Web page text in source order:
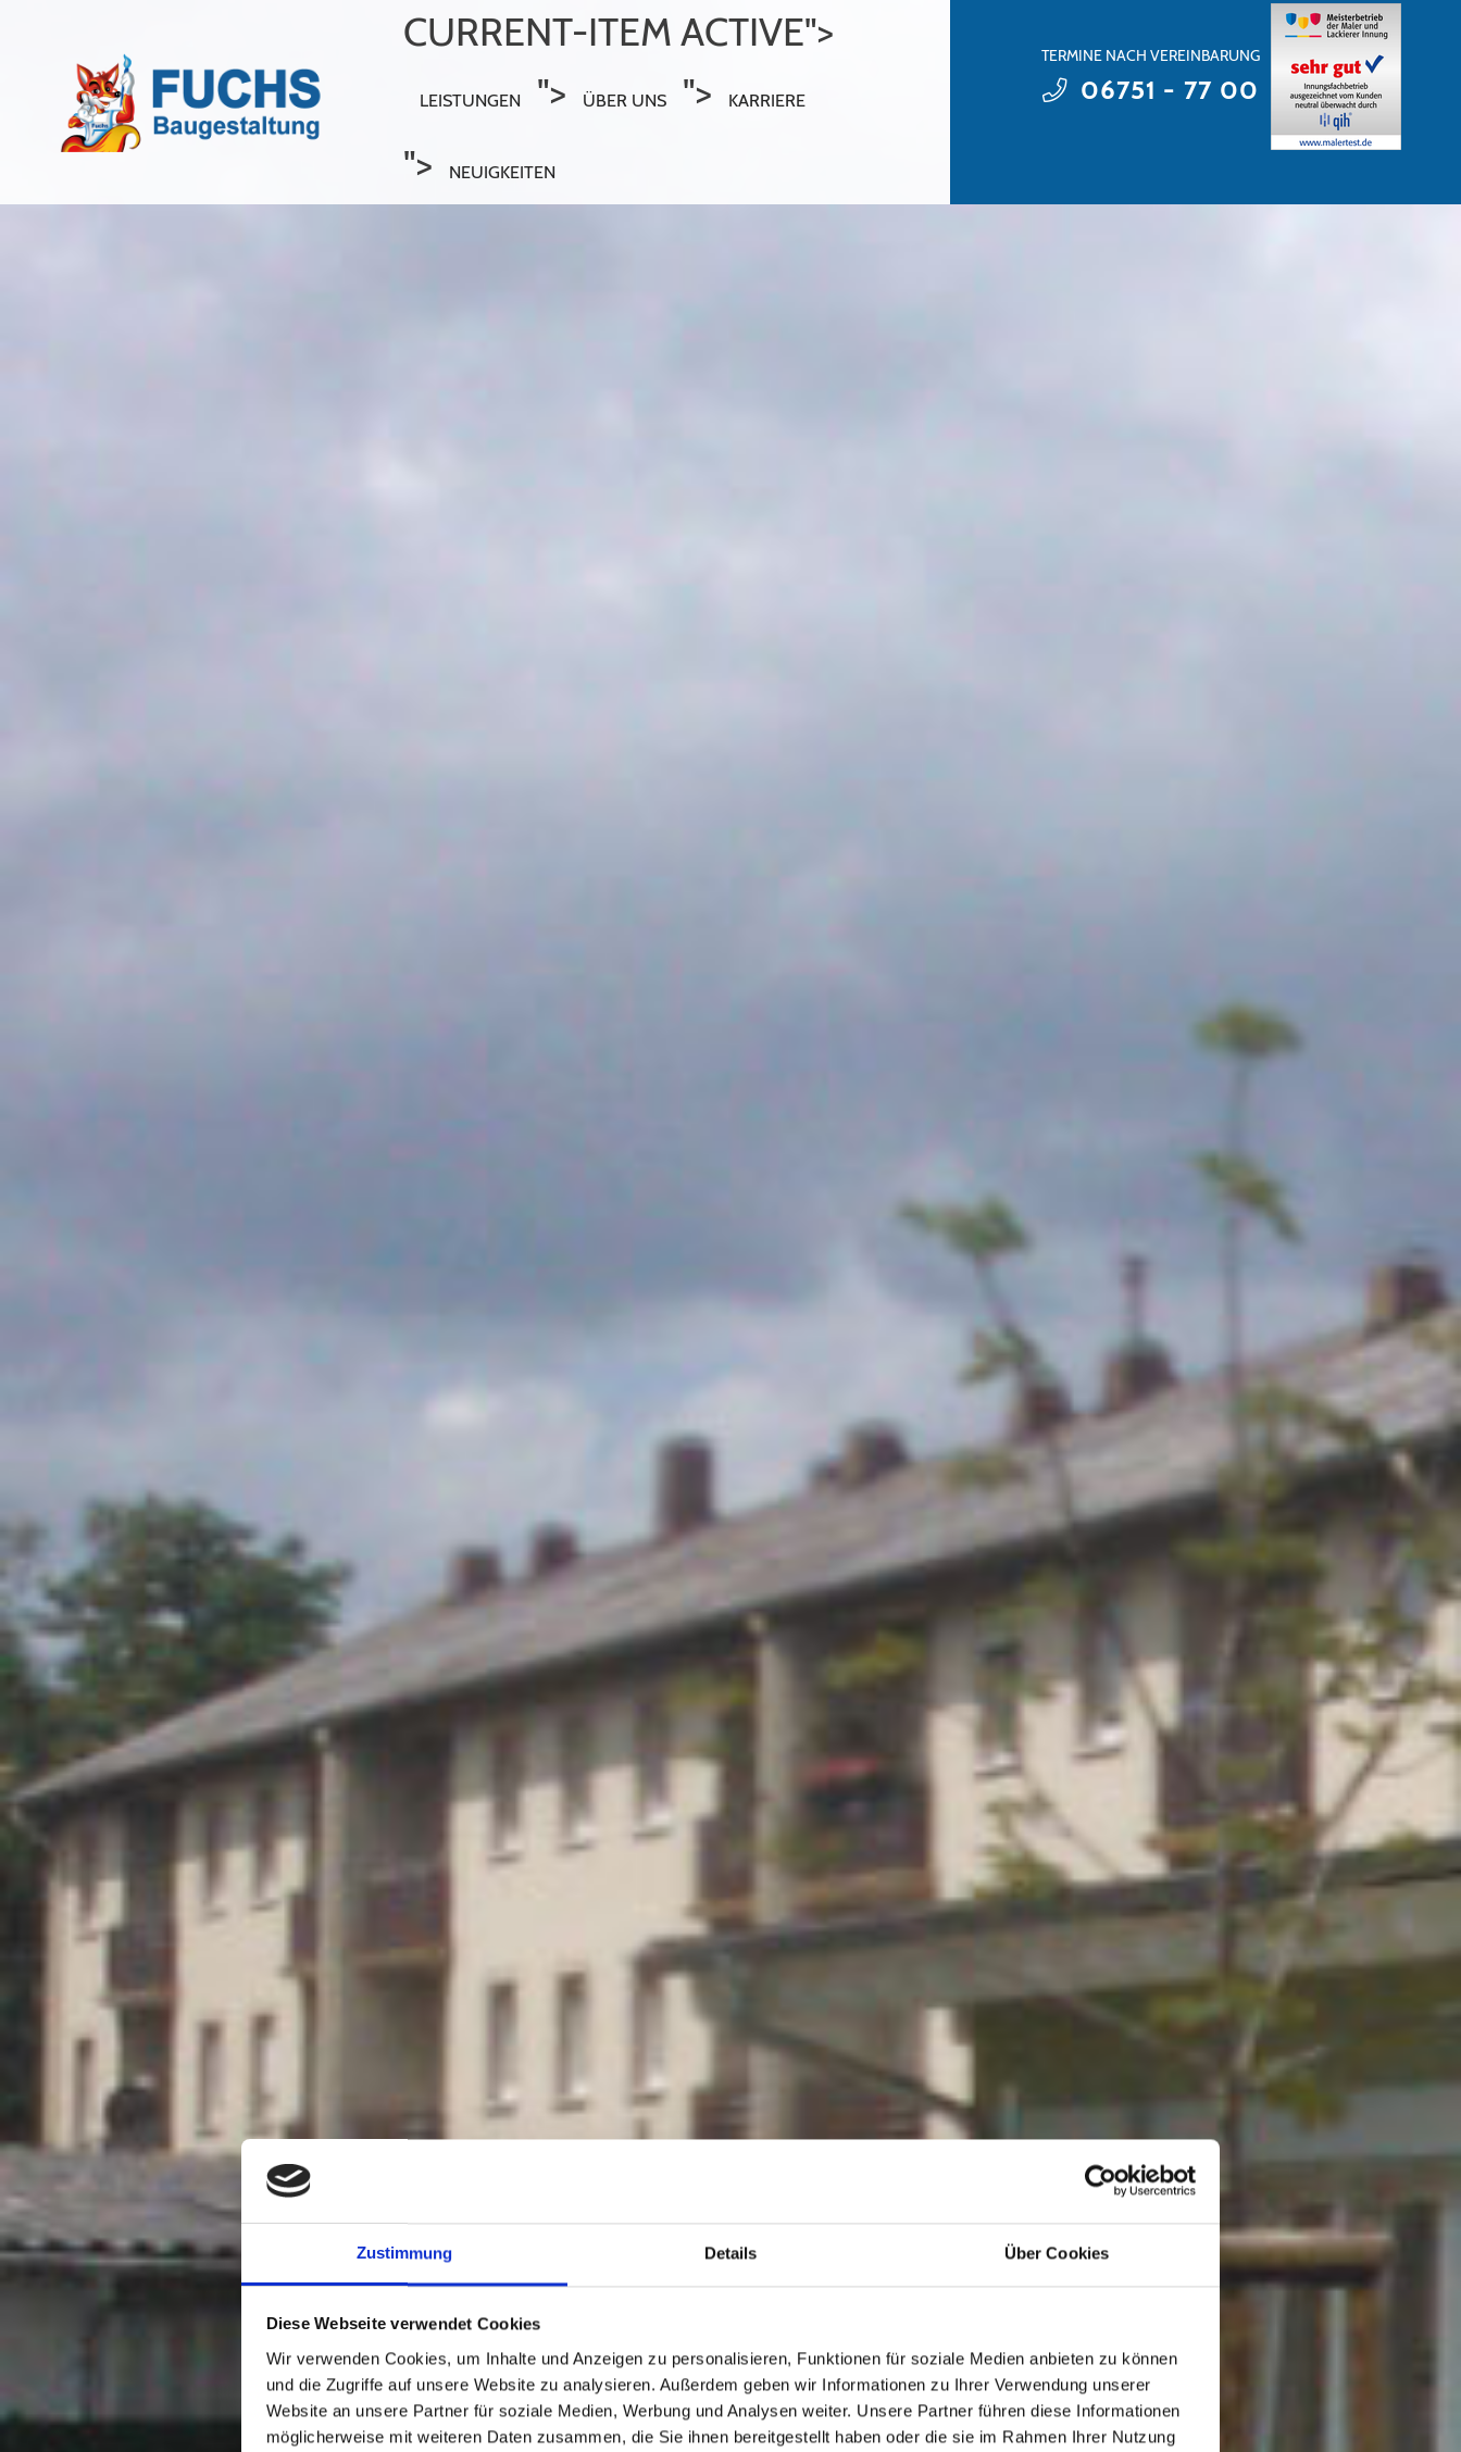
Zustimmung Details Über Cookies
Diese Webseite verwendet Cookies
Wir verwenden Cookies, um Inhalte und Anzeigen zu personalisieren, Funktionen für soziale Medien anbieten zu können
und die Zugriffe auf unsere Website zu analysieren. Außerdem geben wir Informationen zu Ihrer Verwendung unserer
Website an unsere Partner für soziale Medien, Werbung und Analysen weiter. Unsere Partner führen diese Informationen
möglicherweise mit weiteren Daten zusammen, die Sie ihnen bereitgestellt haben oder die sie im Rahmen Ihrer Nutzung
CURRENT-ITEM ACTIVE">
LEISTUNGEN "> ÜBER UNS "> KARRIERE
"> NEUIGKEITEN
TERMINE NACH VEREINBARUNG
06751 - 77 00